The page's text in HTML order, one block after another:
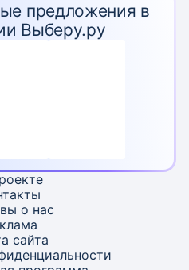
предложения в
Выберу.ру
о нас
сайта